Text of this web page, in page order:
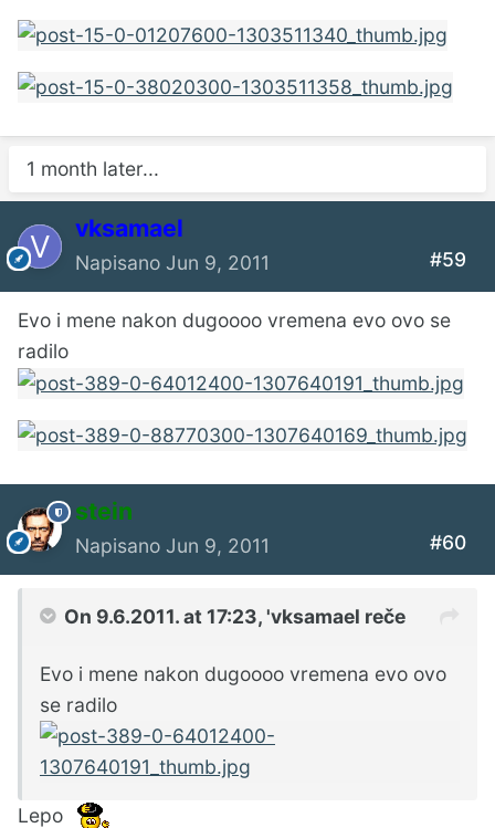
1 month later...
vksamael
Napisano Jun 9, 2011 #59
Evo i mene nakon dugoooo vremena evo ovo se
radilo
stein
Napisano Jun 9, 2011 #60
On 9.6.2011. at 17:23, 'vksamael reče
Evo i mene nakon dugoooo vremena evo ovo
se radilo
Lepo